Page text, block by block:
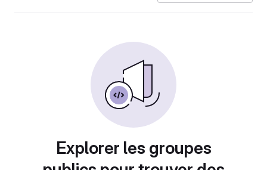
Explorer les groupes